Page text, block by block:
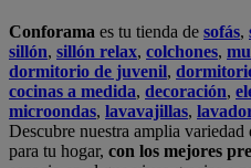
Conforama es tu tienda de sofás,
sillón, sillón relax, colchones,
dormitorio de juvenil,
cocinas a medida, decoración,
microondas, lavavajillas,
Descubre nuestra amplia
para tu hogar, con los mejores